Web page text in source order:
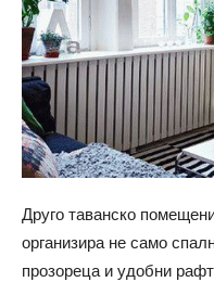
Друго таванско
организира не само
прозореца и удобни